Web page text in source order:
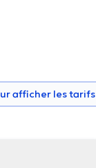
afficher les tarifs